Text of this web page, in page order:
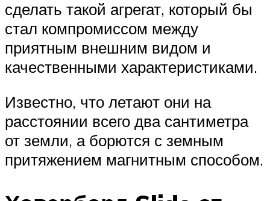
сделать такой агрегат, который бы
стал компромиссом между
приятным внешним видом и
качественными характеристиками.
Известно, что летают они на
расстоянии всего два сантиметра
от земли, а борются с земным
притяжением магнитным способом.